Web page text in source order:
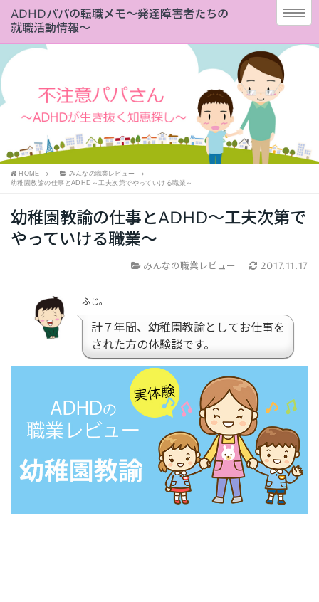
ADHDパパの転職メモ～発達障害者たちの
就職活動情報～
HOME
みんなの職業レビュー
幼稚園教諭の仕事とADHD～工夫次第でやっていける職業～
幼稚園教諭の仕事とADHD～工夫次第で
やっていける職業～
みんなの職業レビュー 2017.11.17
ふじ。
計７年間、幼稚園教諭としてお仕事を
された方の体験談です。